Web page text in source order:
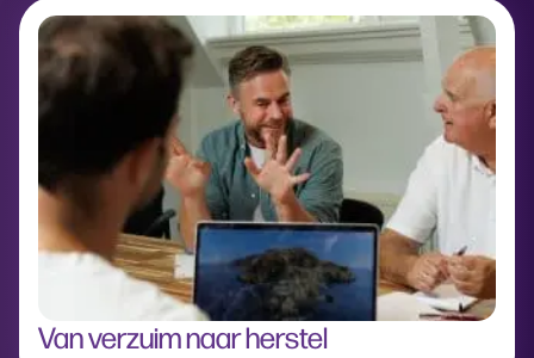
Van verzuim naar herstel